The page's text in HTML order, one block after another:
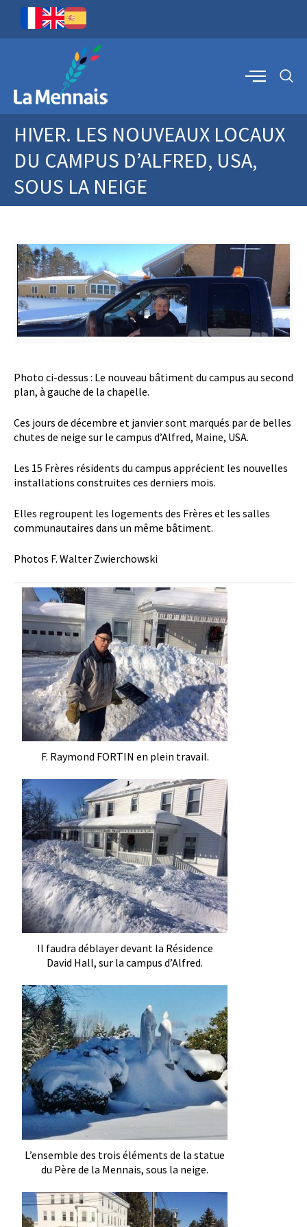
HIVER. LES NOUVEAUX LOCAUX
DU CAMPUS D’ALFRED, USA,
SOUS LA NEIGE
Photo ci-dessus : Le nouveau bâtiment du campus au second
plan, à gauche de la chapelle.
Ces jours de décembre et janvier sont marqués par de belles
chutes de neige sur le campus d’Alfred, Maine, USA.
Les 15 Frères résidents du campus apprécient les nouvelles
installations construites ces derniers mois.
Elles regroupent les logements des Frères et les salles
communautaires dans un même bâtiment.
Photos F. Walter Zwierchowski
F. Raymond FORTIN en plein travail.
Il faudra déblayer devant la Résidence
David Hall, sur la campus d’Alfred.
L’ensemble des trois éléments de la statue
du Père de la Mennais, sous la neige.